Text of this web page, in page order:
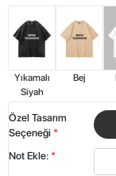
Yıkamalı
Siyah
Bej
Özel Tasarım
Seçeneği *
Not Ekle: *